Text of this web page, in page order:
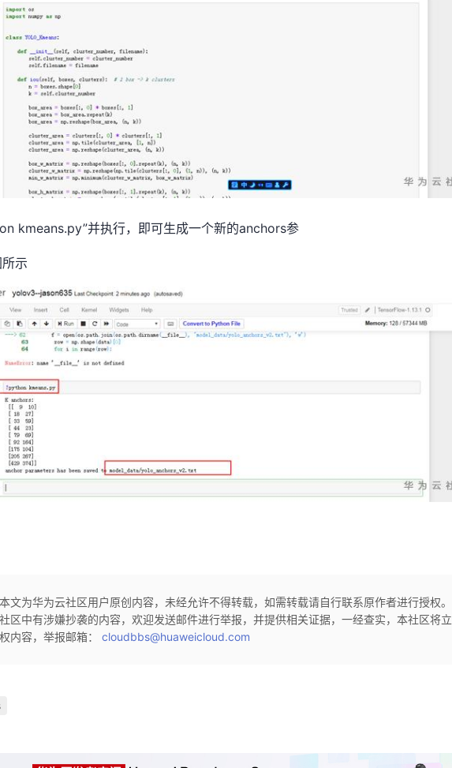
kmeans.py”并执行，即可生成一个新的anchors参
示
本文为华为云社区用户原创内容，未经允许不得转载，如需转载请自行联系原作者进行授权。
区中有涉嫌抄袭的内容，欢迎发送邮件进行举报，并提供相关证据，一经查实，本社区将立
内容，举报邮箱：cloudbbs@huaweicloud.com